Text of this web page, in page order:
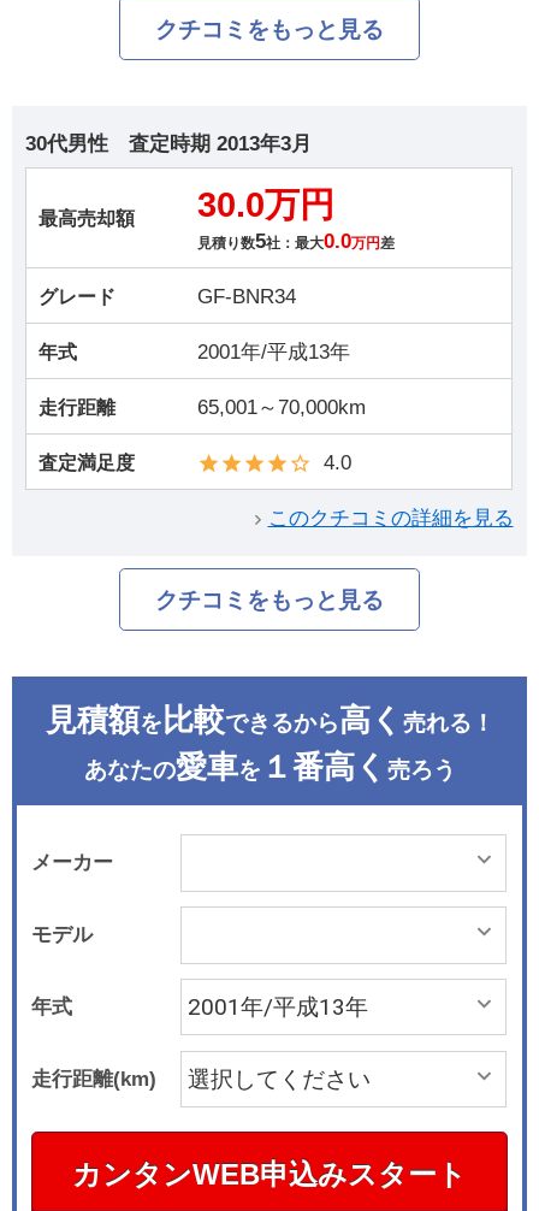
クチコミをもっと見る
30代男性 査定時期 2013年3月
最高売却額 30.0万円
見積り数5社：最大0.0万円差
グレード GF-BNR34
年式 2001年/平成13年
走行距離 65,001～70,000km
査定満足度 4.0
このクチコミの詳細を見る
クチコミをもっと見る
見積額を 比較できるから高く 売れる！
あなたの愛車を １番高く 売ろう
メーカー
モデル
年式
走行距離(km)
カンタンWEB申込みスタート